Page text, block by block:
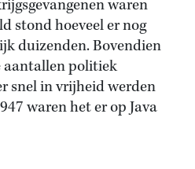
waren
stond hoeveel er nog
duizenden. Bovendien
aantallen politiek
snel in vrijheid werden
waren het er op Java